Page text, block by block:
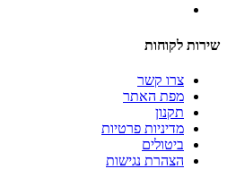
שירות לקוחות
צרו קשר
מפת האתר
תקנון
מדיניות פרטיות
ביטולים
הצהרת נגישות